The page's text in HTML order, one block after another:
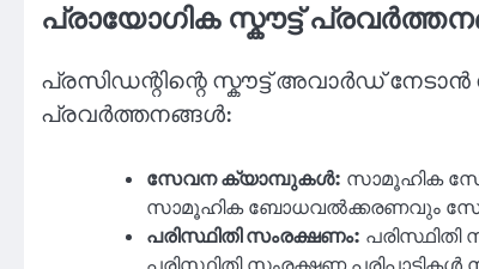
പ്രായോഗിക സ്കൗട്ട്
പ്രസിഡന്റിന്റെ സ്കൗട്ട് അവാർഡ് നേടാൻ
പ്രവർത്തനങ്ങൾ:
സേവന ക്യാമ്പുകൾ: സാമൂഹിക
സാമൂഹിക ബോധവൽക്കരണവും
പരിസ്ഥിതി സംരക്ഷണം: പരിസ്ഥിതി